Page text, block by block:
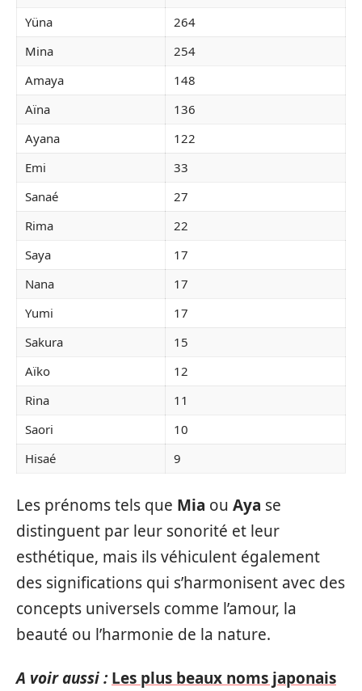
Yüna
264
Mina
254
Amaya
148
Aïna
136
Ayana
122
Emi
33
Sanaé
27
Rima
22
Saya
17
Nana
17
Yumi
17
Sakura
15
Aïko
12
Rina
11
Saori
10
Hisaé
9
Les prénoms tels que Mia ou Aya se
distinguent par leur sonorité et leur
esthétique, mais ils véhiculent également
des significations qui s’harmonisent avec des
concepts universels comme l’amour, la
beauté ou l’harmonie de la nature.
A voir aussi : Les plus beaux noms japonais